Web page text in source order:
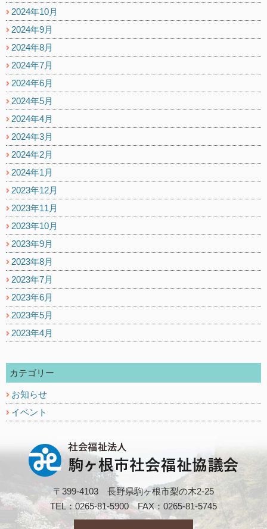
2024年10月
2024年9月
2024年8月
2024年7月
2024年6月
2024年5月
2024年4月
2024年3月
2024年2月
2024年1月
2023年12月
2023年11月
2023年10月
2023年9月
2023年8月
2023年7月
2023年6月
2023年5月
2023年4月
カテゴリー
お知らせ
イベント
〒399-4103 長野県駒ヶ根市梨の木2-25
TEL：0265-81-5900 FAX：0265-81-5745